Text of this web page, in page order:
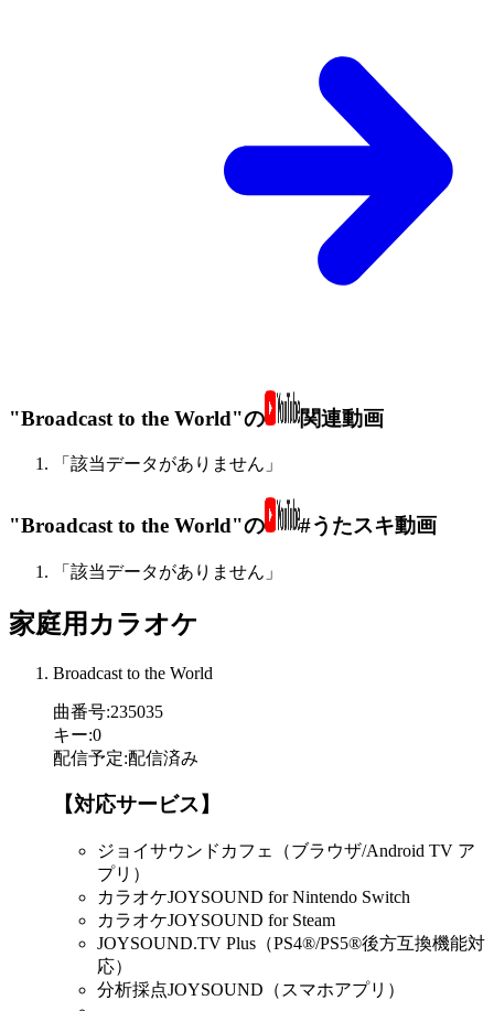
"Broadcast to the World"の 関連動画
「該当データがありません」
"Broadcast to the World"の #うたスキ動画
「該当データがありません」
家庭用カラオケ
Broadcast to the World
曲番号:235035
キー:0
配信予定:配信済み
【対応サービス】
ジョイサウンドカフェ（ブラウザ/Android TV ア
プリ）
カラオケJOYSOUND for Nintendo Switch
カラオケJOYSOUND for Steam
JOYSOUND.TV Plus（PS4®/PS5®後方互換機能対
応）
分析採点JOYSOUND（スマホアプリ）